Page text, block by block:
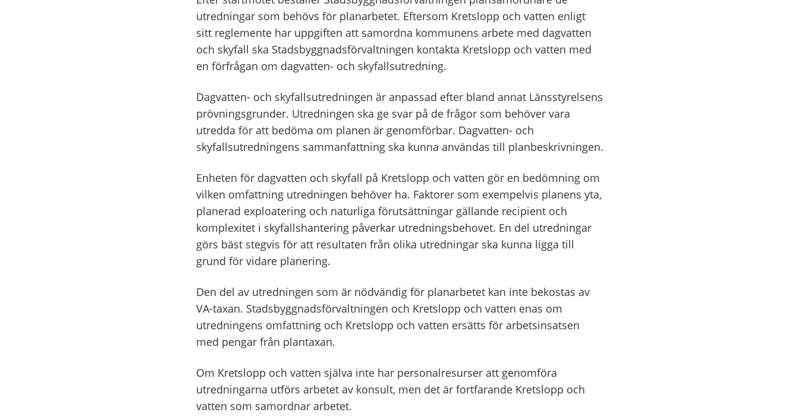
utredningar som behövs för planarbetet. Eftersom Kretslopp och vatten enligt
sitt reglemente har uppgiften att samordna kommunens arbete med dagvatten
och skyfall ska Stadsbyggnadsförvaltningen kontakta Kretslopp och vatten med
en förfrågan om dagvatten- och skyfallsutredning.
Dagvatten- och skyfallsutredningen är anpassad efter bland annat Länsstyrelsens
prövningsgrunder. Utredningen ska ge svar på de frågor som behöver vara
utredda för att bedöma om planen är genomförbar. Dagvatten- och
skyfallsutredningens sammanfattning ska kunna användas till planbeskrivningen.
Enheten för dagvatten och skyfall på Kretslopp och vatten gör en bedömning om
vilken omfattning utredningen behöver ha. Faktorer som exempelvis planens yta,
planerad exploatering och naturliga förutsättningar gällande recipient och
komplexitet i skyfallshantering påverkar utredningsbehovet. En del utredningar
görs bäst stegvis för att resultaten från olika utredningar ska kunna ligga till
grund för vidare planering.
Den del av utredningen som är nödvändig för planarbetet kan inte bekostas av
VA-taxan. Stadsbyggnadsförvaltningen och Kretslopp och vatten enas om
utredningens omfattning och Kretslopp och vatten ersätts för arbetsinsatsen
med pengar från plantaxan.
Om Kretslopp och vatten själva inte har personalresurser att genomföra
utredningarna utförs arbetet av konsult, men det är fortfarande Kretslopp och
vatten som samordnar arbetet.